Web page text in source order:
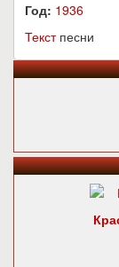
Год: 1936
Текстпесни